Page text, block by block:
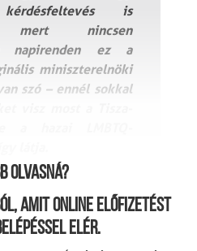
is
mert nincsen
napirenden ez a
miniszterelnöki
szó – ennél sokkal
olvasná?
amit online előfizetést
elér.